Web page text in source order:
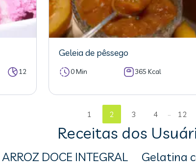
12
Geleia de pêssego
0 Min 365 Kcal
1 2 3 4 ... 12
Receitas dos
ARROZ DOCE INTEGRAL Gelatina